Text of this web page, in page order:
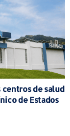
de salud
de Estados